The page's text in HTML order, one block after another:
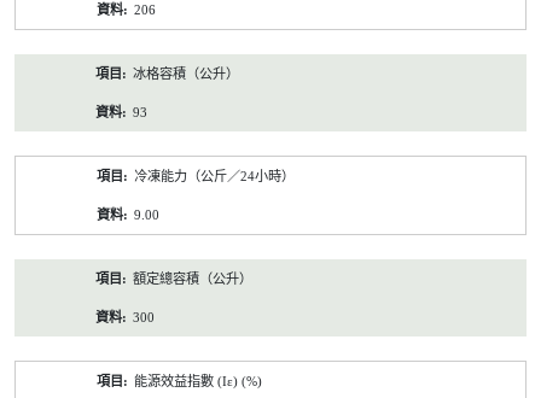
206
冰格容積（公升）
93
冷凍能力（公斤／24小時）
9.00
額定總容積（公升）
300
能源效益指數 (Iε) (%)